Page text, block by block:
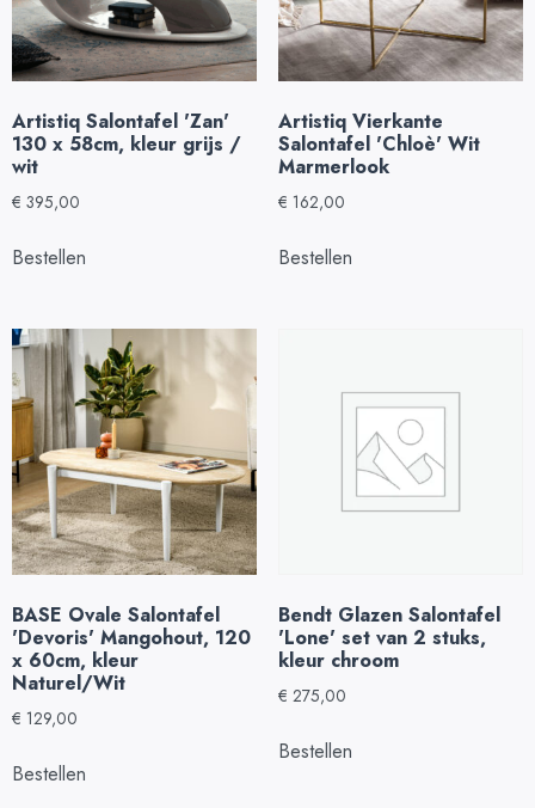
Artistiq Salontafel 'Zan'
130 x 58cm, kleur grijs /
wit
€ 395,00
Bestellen
Artistiq Vierkante
Salontafel 'Chloè' Wit
Marmerlook
€ 162,00
Bestellen
BASE Ovale Salontafel
'Devoris' Mangohout, 120
x 60cm, kleur
Naturel/Wit
€ 129,00
Bestellen
Bendt Glazen Salontafel
'Lone' set van 2 stuks,
kleur chroom
€ 275,00
Bestellen